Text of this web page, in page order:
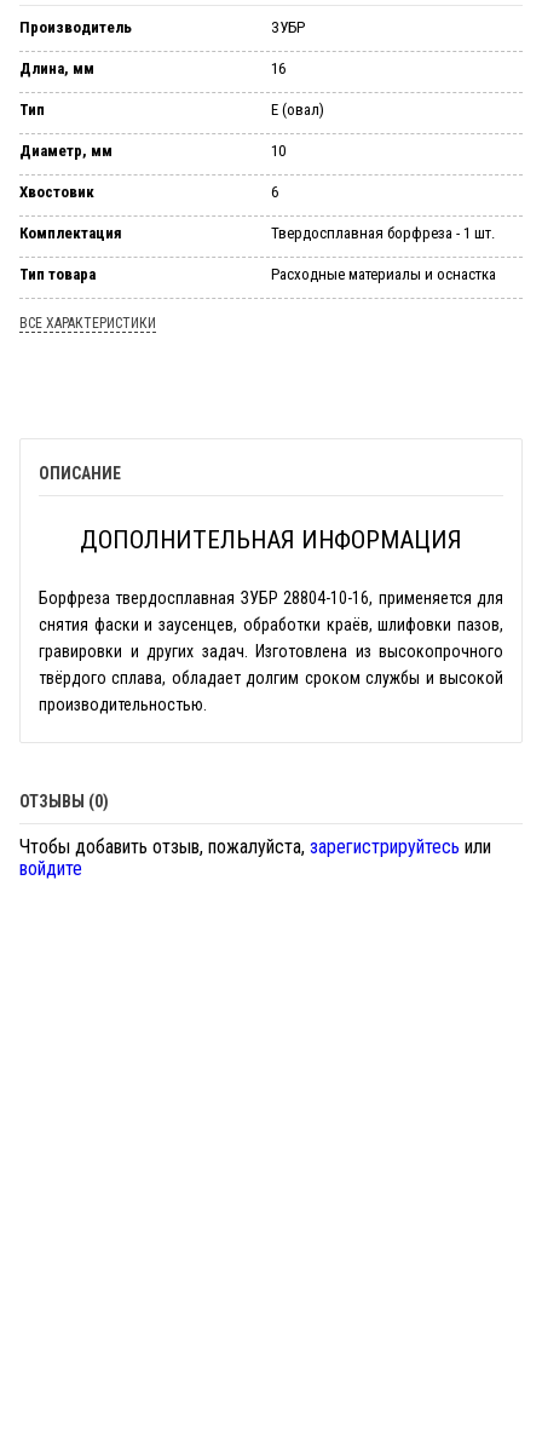
Производитель ЗУБР
Длина, мм 16
Тип E (овал)
Диаметр, мм 10
Хвостовик 6
Комплектация Твердосплавная борфреза - 1 шт.
Тип товара Расходные материалы и оснастка
ВСЕ ХАРАКТЕРИСТИКИ
ОПИСАНИЕ
ДОПОЛНИТЕЛЬНАЯ ИНФОРМАЦИЯ
Борфреза твердосплавная ЗУБР 28804-10-16, применяется для
снятия фаски и заусенцев, обработки краёв, шлифовки пазов,
гравировки и других задач. Изготовлена из высокопрочного
твёрдого сплава, обладает долгим сроком службы и высокой
производительностью.
ОТЗЫВЫ (0)
Чтобы добавить отзыв, пожалуйста, зарегистрируйтесь или
войдите